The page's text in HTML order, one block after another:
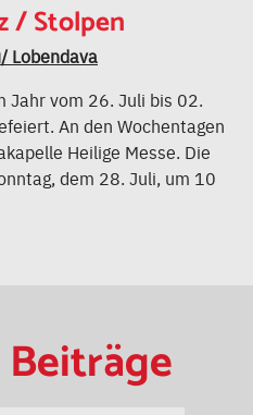
/ Stolpen
Lobendava
Jahr vom 26. Juli bis 02.
An den Wochentagen
Heilige Messe. Die
dem 28. Juli, um 10